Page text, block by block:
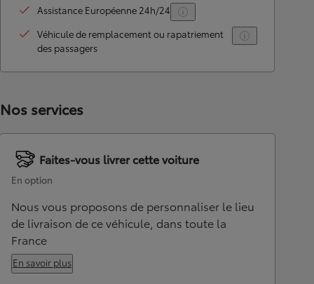
Assistance Européenne 24h/24
Véhicule de remplacement ou rapatriement
des passagers
Nos services
Faites-vous livrer cette voiture
En option
Nous vous proposons de personnaliser le lieu
de livraison de ce véhicule, dans toute la
France
En savoir plus